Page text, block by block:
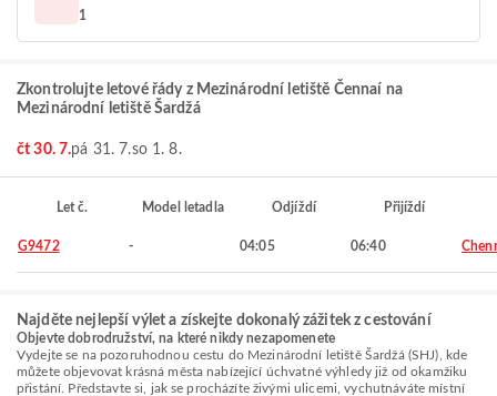
1
Zkontrolujte letové řády z Mezinárodní letiště Čennaí na
Mezinárodní letiště Šardžá
čt 30. 7.pá 31. 7.so 1. 8.
Let č. Model letadla Odjíždí Přijíždí
G9472 - 04:05 06:40
Najděte nejlepší výlet a získejte dokonalý zážitek z cestování
Objevte dobrodružství, na které nikdy nezapomenete
Vydejte se na pozoruhodnou cestu do Mezinárodní letiště Šardžá (SHJ), kde
můžete objevovat krásná města nabízející úchvatné výhledy již od okamžiku
přistání. Představte si, jak se procházíte živými ulicemi, vychutnáváte místní